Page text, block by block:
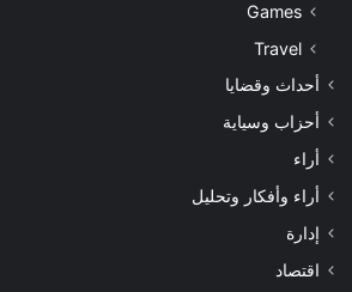
Games
Travel
أحداث وقضايا
أحزاب وسياية
أراء
أراء وأفكار وتحليل
إدارة
اقتصاد